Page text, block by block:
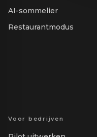
AI-sommelier
Restaurantmodus
Voor bedrijven